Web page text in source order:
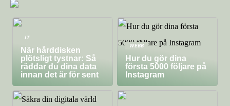
IT
När hårddisken
plötsligt tystnar: Så
räddar du dina data
innan det är för sent
WEBB
Hur du gör dina
första 5000 följare på
Instagram